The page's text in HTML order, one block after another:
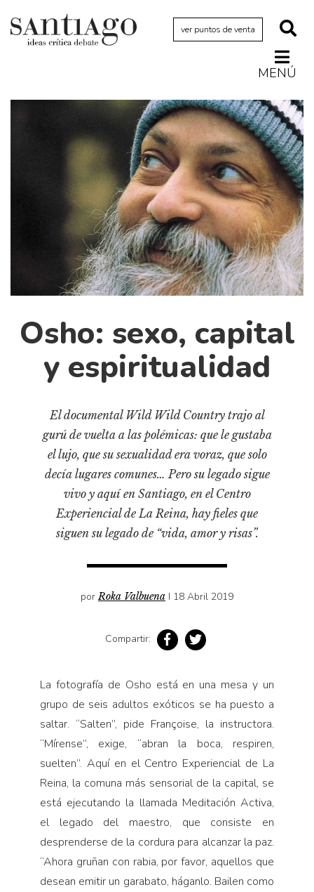
ver puntos de venta
MENÚ
Arquetipos de situación
Cine y televisión
Diccionario portátil de la literatura chilena
Documentos
Fragmentos
Historia material de los libros
Lagunas mentales
Libros usados
Narrativas visuales
Pensamiento ilustrado
Personajes secundarios
Política
Turismo accidental
Vidas paralelas
Voces y lecturas
Osho: sexo, capital
y espiritualidad
El documental Wild Wild Country trajo al
gurú de vuelta a las polémicas: que le gustaba
el lujo, que su sexualidad era voraz, que solo
decía lugares comunes… Pero su legado sigue
vivo y aquí en Santiago, en el Centro
Experiencial de La Reina, hay fieles que
siguen su legado de “vida, amor y risas”.
porRoka Valbuena I 18 Abril 2019
Compartir:
La fotografía de Osho está en una mesa y un
grupo de seis adultos exóticos se ha puesto a
saltar. “Salten”, pide Françoise, la instructora.
“Mírense”, exige, “abran la boca, respiren,
suelten”. Aquí en el Centro Experiencial de La
Reina, la comuna más sensorial de la capital, se
está ejecutando la llamada Meditación Activa,
el legado del maestro, que consiste en
desprenderse de la cordura para alcanzar la paz.
“Ahora gruñan con rabia, por favor, aquellos que
desean emitir un garabato, háganlo. Bailen como